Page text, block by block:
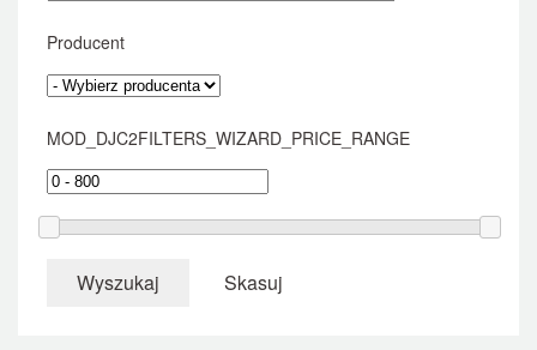
Producent
MOD_DJC2FILTERS_WIZARD_PRICE_RANGE
Wyszukaj Skasuj